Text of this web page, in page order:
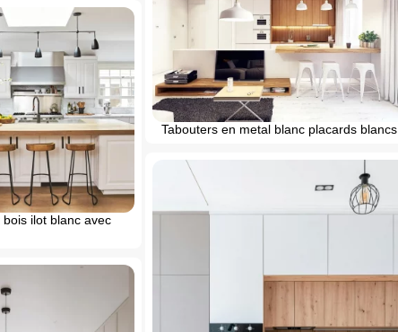
Tabouters en metal blanc placards blancs
ilot blanc avec